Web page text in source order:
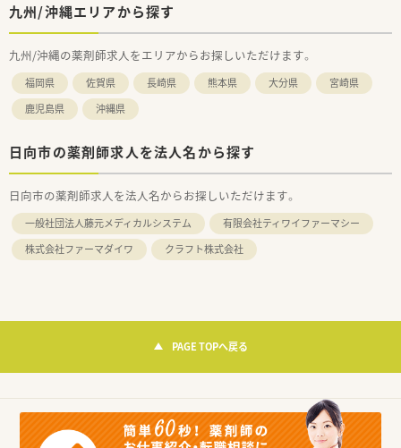
九州/沖縄エリアから探す
九州/沖縄の薬剤師求人をエリアからお探しいただけます。
福岡県 佐賀県 長崎県 熊本県 大分県
宮崎県
鹿児島県
沖縄県
日向市の薬剤師求人を法人名から探す
日向市の薬剤師求人を法人名からお探しいただけます。
一般社団法人藤元メディカルシステム
有限会社ティワイファーマシー
株式会社ファーマダイワ
クラフト株式会社
PAGE TOPへ戻る